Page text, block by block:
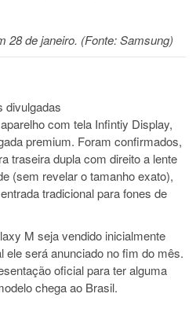
28 de janeiro. (Fonte: Samsung)
divulgadas
com tela Infintiy Display,
premium. Foram confirmados,
traseira dupla com direito a lente
(sem revelar o tamanho exato),
tradicional para fones de
M seja vendido inicialmente
ele será anunciado no fim do mês.
oficial para ter alguma
chega ao Brasil.